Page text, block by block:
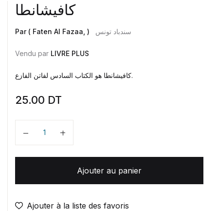
كافيشانطا
Par ( Faten Al Fazaa, ) سندباد تونس
Vendu par LIVRE PLUS
كافيشانطا هو الكتاب السادس لفاتن الفازع.
25.00 DT
Quantité
Ajouter au panier
Ajouter à la liste des favoris